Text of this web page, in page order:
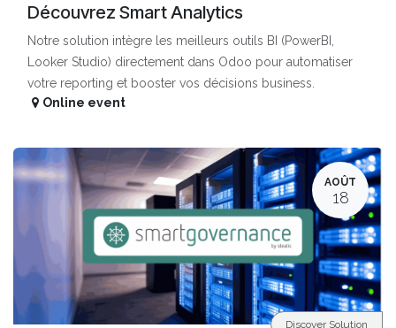
Découvrez Smart Analytics
Notre solution intègre les meilleurs outils BI (PowerBI,
Looker Studio) directement dans Odoo pour automatiser
votre reporting et booster vos décisions business.
Online event
AOÛT
18
Discover Solution